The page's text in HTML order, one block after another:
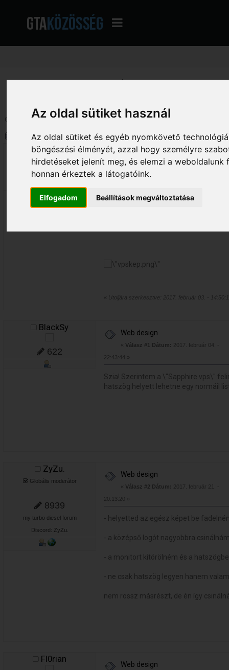
Az oldal sütiket használ
Az oldal sütiket és egyéb nyomkövető
böngészési élményét, azzal hogy személyre
hirdetéseket jelenít meg, és elemzi a
honnan érkeztek a látogatóink.
Elfogadom Beállítások megváltoztatása
Oldalak: [ 1 ]Le
Szerző Téma: Web design (Megtekintve
Fl0rian
475
Web design
«Dátum:
Érdekelne a véleményetek az
« Utoljára szerkesztve: 2017. február 03. -
BlackSy
622
Web design
« Válasz #1 Dátum: 2017. február 04. -
22:43:44 »
Szia! Szerintem a \"Sapphire vps\"
hatszög helyett lehetne egy normáil
ZyZu.
Globális moderátor
8939
my turbo diesel forum
Discord: ZyZu.
Web design
« Válasz #2 Dátum:
2017. február 21. -
20:13:20 »
- helyetted az egész képet be
- a középső logót nagyobbra
- a monitort kitörölném és a
- ne csak hatszög legyen hanem
nem rossz másrészt, de én így
Fl0rian
Web design